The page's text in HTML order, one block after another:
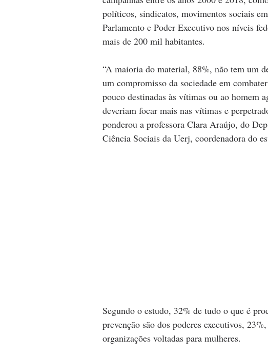
políticos, sindicatos, movimentos sociais
Parlamento e Poder Executivo nos níveis
mais de 200 mil habitantes.
“A maioria do material, 88%, não tem um
um compromisso da sociedade em
pouco destinadas às vítimas ou ao homem
deveriam focar mais nas vítimas e
ponderou a professora Clara Araújo, do
Ciência Sociais da Uerj, coordenadora do
Segundo o estudo, 32% de tudo o que é
prevenção são dos poderes executivos,
organizações voltadas para mulheres.